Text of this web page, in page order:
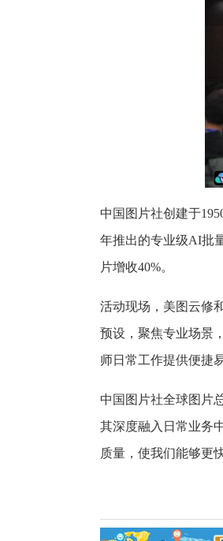
中国图片社创建于
年推出的专业级AI批
片增收40%。
活动现场，美图云修
预设，聚焦专业场景
师日常工作提供便捷
中国图片社全球图片
其深度融入日常业务
质量，使我们能够更